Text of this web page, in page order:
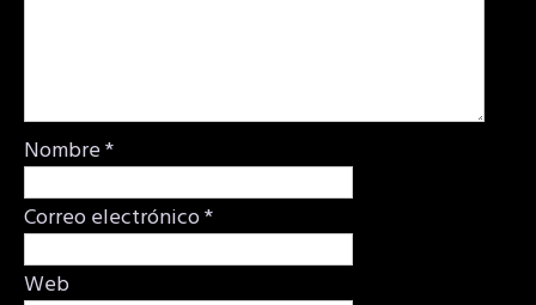
Nombre*
Correo electrónico*
Web